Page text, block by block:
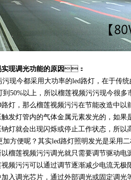
现调光功能的原因：
现今都采用大功率的led路灯，在于传
50%以上，所以榴莲视频污污现今很多
，那么榴莲视频污污在节能改造中以
发灯管内的气体金属元素发光的，如
就会出现闪烁或停止工作状态，所
便呢？其实led路灯照明发光是采用
以榴莲视频污污调光就只需要调节驱动电
污污可以通过调节逐渐减少电流无极限
调光芯片，通过外部调光或固定调光等